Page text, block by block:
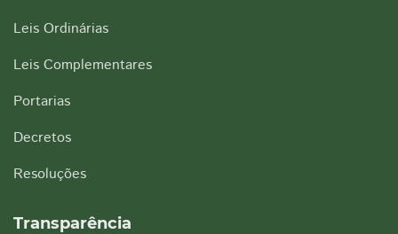
Leis Ordinárias
Leis Complementares
Portarias
Decretos
Resoluções
Transparência